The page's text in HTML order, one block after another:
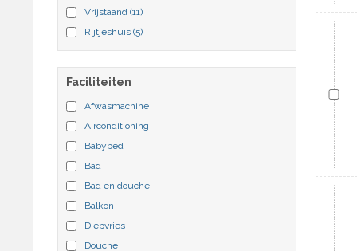
Vrijstaand (11)
Rijtjeshuis (5)
Faciliteiten
Afwasmachine
Airconditioning
Babybed
Bad
Bad en douche
Balkon
Diepvries
Douche